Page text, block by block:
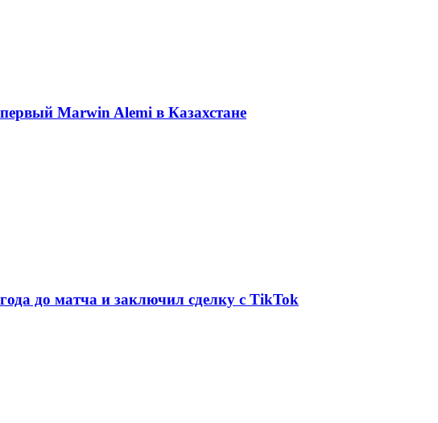
Marwin Alemi в Казахстане
до матча и заключил сделку с TikTok